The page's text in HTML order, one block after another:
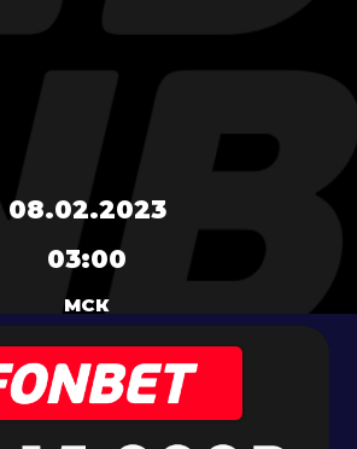
08.02.2023
03:00
МСК